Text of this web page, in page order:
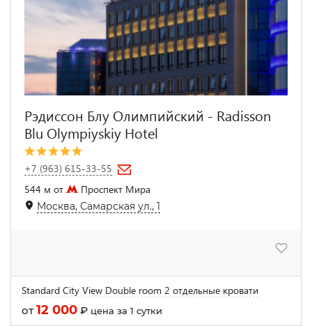
Рэдиссон Блу Олимпийский - Radisson
Blu Olympiyskiy Hotel
+7 (963) 615-33-55
544 м от
Проспект Мира
Москва, Самарская ул., 1
Standard City View Double room 2 отдельные кровати
от12 000 ₽ цена за 1 сутки